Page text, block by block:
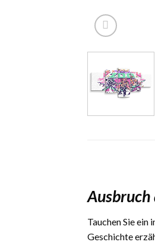
Ausbruch
Tauchen Sie ein
Geschichte